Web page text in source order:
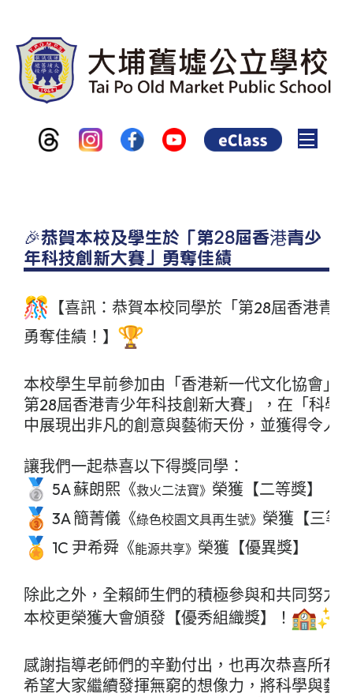
🎉恭賀本校及學生於「第28屆香港青少
年科技創新大賽」勇奪佳績
【喜訊：恭賀本校同學於「第28屆香港青
勇奪佳績！】
本校學生早前參加由「香港新一代文化協會」
第28屆香港青少年科技創新大賽」，在「科學
中展現出非凡的創意與藝術天份，並獲得令人
5A 蘇朗𤋮《救火二法寶》
3A 簡菁儀《綠色校園文具再生號》
1C 尹希舜《能源共享》 榮獲【優異獎】
除此之外，全賴師生們的積極參與和共同努力
本校更榮獲大會頒發【優秀組織獎】！
感謝指導老師們的辛勤付出，也再次恭喜所有
希望大家繼續發揮無窮的想像力，將科學與藝